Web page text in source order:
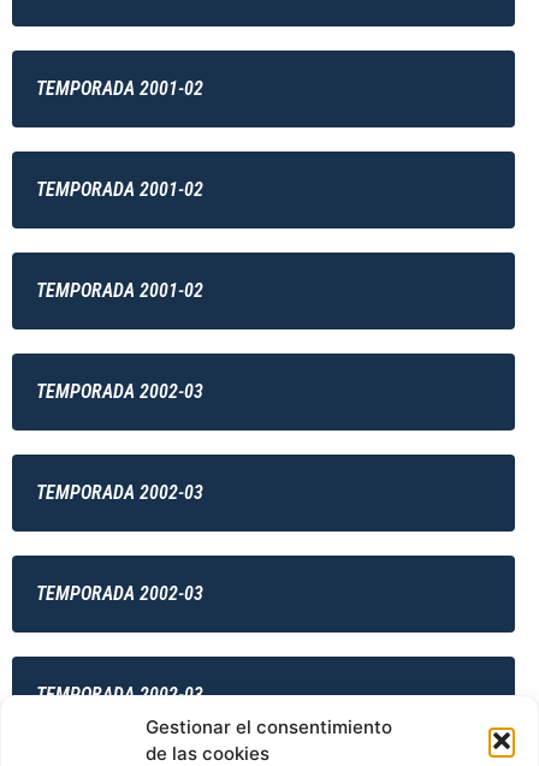
Gestionar el consentimiento
de las cookies
TEMPORADA 2001-02
TEMPORADA 2001-02
TEMPORADA 2001-02
TEMPORADA 2002-03
TEMPORADA 2002-03
TEMPORADA 2002-03
TEMPORADA 2002-03